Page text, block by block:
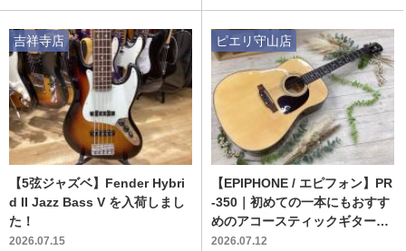
【5弦ジャズベ】Fender Hybri
d II Jazz Bass V を入荷しまし
た！
2026.07.15
吉祥寺店
【EPIPHONE / エピフォン】PR
-350｜初めての一本にもおすす
めのアコースティックギターが
入荷
2026.07.12
ピエリ守山店